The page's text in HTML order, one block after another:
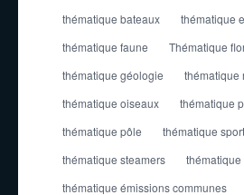
thématique bateaux
thématique
thématique faune
Thématique
thématique géologie
thématique
thématique oiseaux
thématique
thématique pôle
thématique
thématique steamers
thématique
thématique émissions communes